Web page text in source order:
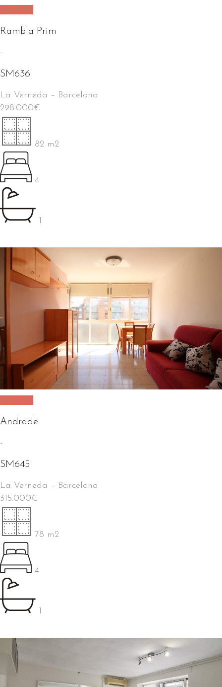
Vendido
Rambla Prim
-
SM636
La Verneda – Barcelona
298.000€
82 m2
4
1
Vendido
Andrade
-
SM645
La Verneda – Barcelona
315.000€
78 m2
4
1